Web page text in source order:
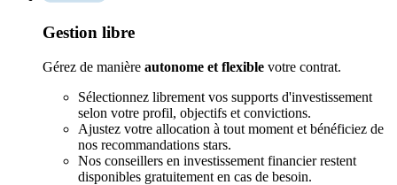
Gestion libre
Gérez de manière autonome et flexible votre contrat.
Sélectionnez librement vos supports d'investissement
selon votre profil, objectifs et convictions.
Ajustez votre allocation à tout moment et bénéficiez de
nos recommandations stars.
Nos conseillers en investissement financier restent
disponibles gratuitement en cas de besoin.